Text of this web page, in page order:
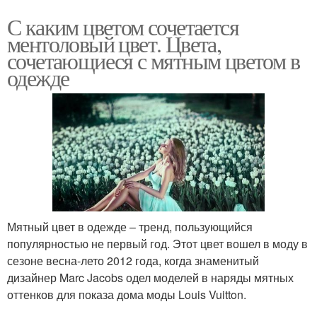
С каким цветом сочетается
ментоловый цвет. Цвета,
сочетающиеся с мятным цветом в
одежде
Мятный цвет в одежде – тренд, пользующийся
популярностью не первый год. Этот цвет вошел в моду в
сезоне весна-лето 2012 года, когда знаменитый
дизайнер Marc Jacobs одел моделей в наряды мятных
оттенков для показа дома моды Louis Vuitton.